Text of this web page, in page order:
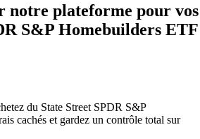
notre plateforme pour vos
S&P Homebuilders ETF
du State Street SPDR S&P
cachés et gardez un contrôle total sur